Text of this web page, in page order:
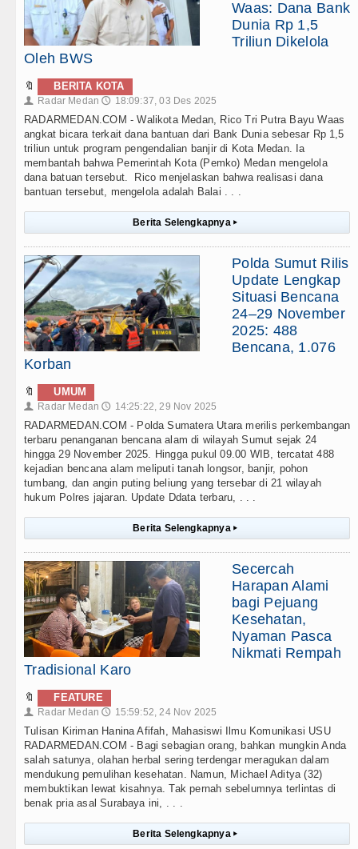
Waas: Dana Bank
Dunia Rp 1,5
Triliun Dikelola
Oleh BWS
🔖 BERITA KOTA
👤 Radar Medan 🕔 18:09:37, 03 Des 2025
RADARMEDAN.COM - Walikota Medan, Rico Tri Putra Bayu Waas
angkat bicara terkait dana bantuan dari Bank Dunia sebesar Rp 1,5
triliun untuk program pengendalian banjir di Kota Medan. Ia
membantah bahwa Pemerintah Kota (Pemko) Medan mengelola
dana batuan tersebut. Rico menjelaskan bahwa realisasi dana
bantuan tersebut, mengelola adalah Balai . . .
Berita Selengkapnya ▸
Polda Sumut Rilis
Update Lengkap
Situasi Bencana
24–29 November
2025: 488
Bencana, 1.076
Korban
🔖 UMUM
👤 Radar Medan 🕔 14:25:22, 29 Nov 2025
RADARMEDAN.COM - Polda Sumatera Utara merilis perkembangan
terbaru penanganan bencana alam di wilayah Sumut sejak 24
hingga 29 November 2025. Hingga pukul 09.00 WIB, tercatat 488
kejadian bencana alam meliputi tanah longsor, banjir, pohon
tumbang, dan angin puting beliung yang tersebar di 21 wilayah
hukum Polres jajaran. Update Ddata terbaru, . . .
Berita Selengkapnya ▸
Secercah
Harapan Alami
bagi Pejuang
Kesehatan,
Nyaman Pasca
Nikmati Rempah
Tradisional Karo
🔖 FEATURE
👤 Radar Medan 🕔 15:59:52, 24 Nov 2025
Tulisan Kiriman Hanina Afifah, Mahasiswi Ilmu Komunikasi USU
RADARMEDAN.COM - Bagi sebagian orang, bahkan mungkin Anda
salah satunya, olahan herbal sering terdengar meragukan dalam
mendukung pemulihan kesehatan. Namun, Michael Aditya (32)
membuktikan lewat kisahnya. Tak pernah sebelumnya terlintas di
benak pria asal Surabaya ini, . . .
Berita Selengkapnya ▸